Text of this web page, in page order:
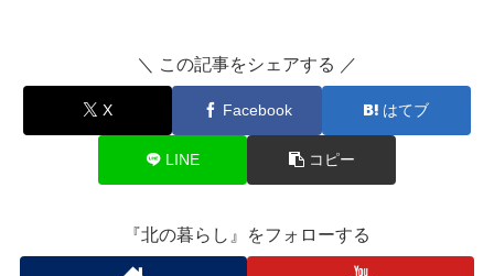
＼ この記事をシェアする ／
X Facebook はてブ
LINE コピー
『北の暮らし』をフォローする